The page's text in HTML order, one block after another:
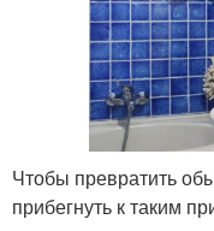
Чтобы превратить
прибегнуть к таким